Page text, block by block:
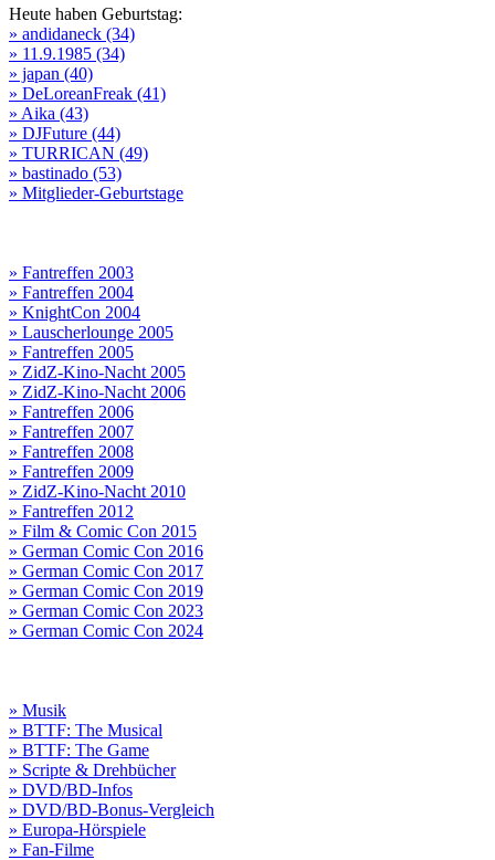
Heute haben Geburtstag:
» andidaneck (34)
» 11.9.1985 (34)
» japan (40)
» DeLoreanFreak (41)
» Aika (43)
» DJFuture (44)
» TURRICAN (49)
» bastinado (53)
» Mitglieder-Geburtstage
» Fantreffen 2003
» Fantreffen 2004
» KnightCon 2004
» Lauscherlounge 2005
» Fantreffen 2005
» ZidZ-Kino-Nacht 2005
» ZidZ-Kino-Nacht 2006
» Fantreffen 2006
» Fantreffen 2007
» Fantreffen 2008
» Fantreffen 2009
» ZidZ-Kino-Nacht 2010
» Fantreffen 2012
» Film & Comic Con 2015
» German Comic Con 2016
» German Comic Con 2017
» German Comic Con 2019
» German Comic Con 2023
» German Comic Con 2024
» Musik
» BTTF: The Musical
» BTTF: The Game
» Scripte & Drehbücher
» DVD/BD-Infos
» DVD/BD-Bonus-Vergleich
» Europa-Hörspiele
» Fan-Filme